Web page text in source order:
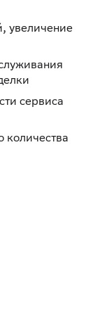
увеличение
сервиса
количества